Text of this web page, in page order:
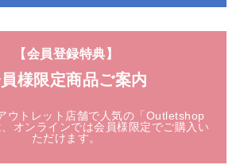
【会員登録特典】
様限定商品ご案内
ウトレット店舗で人気の「Outletshop
オンラインでは会員様限定でご購入い
ただけます。